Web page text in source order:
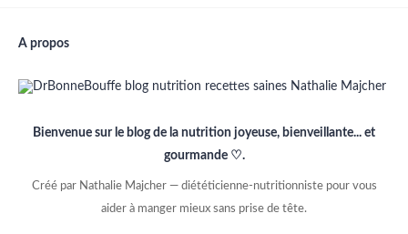
A propos
Bienvenue sur le blog de la nutrition joyeuse, bienveillante... et
gourmande ♡.
Créé par Nathalie Majcher — diététicienne-nutritionniste pour vous
aider à manger mieux sans prise de tête.